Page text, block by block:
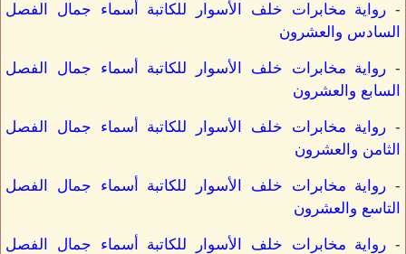
- رواية مخابرات خلف الأسوار للكاتبة أسماء جمال الفصل
السادس والعشرون
- رواية مخابرات خلف الأسوار للكاتبة أسماء جمال الفصل
السابع والعشرون
- رواية مخابرات خلف الأسوار للكاتبة أسماء جمال الفصل
الثامن والعشرون
- رواية مخابرات خلف الأسوار للكاتبة أسماء جمال الفصل
التاسع والعشرون
- رواية مخابرات خلف الأسوار للكاتبة أسماء جمال الفصل